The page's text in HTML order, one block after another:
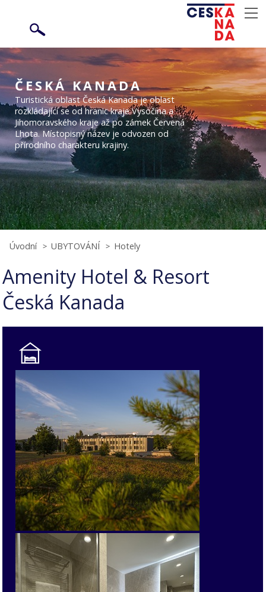
ČESKÁ KANADA
Turistická oblast Česká Kanada je oblast
rozkládající se od hranic kraje Vysočina a
Jihomoravského kraje až po zámek Červená
Lhota. Místopisný název je odvozen od
přírodního charakteru krajiny.
Úvodní UBYTOVÁNÍ Hotely
Amenity Hotel & Resort
Česká Kanada